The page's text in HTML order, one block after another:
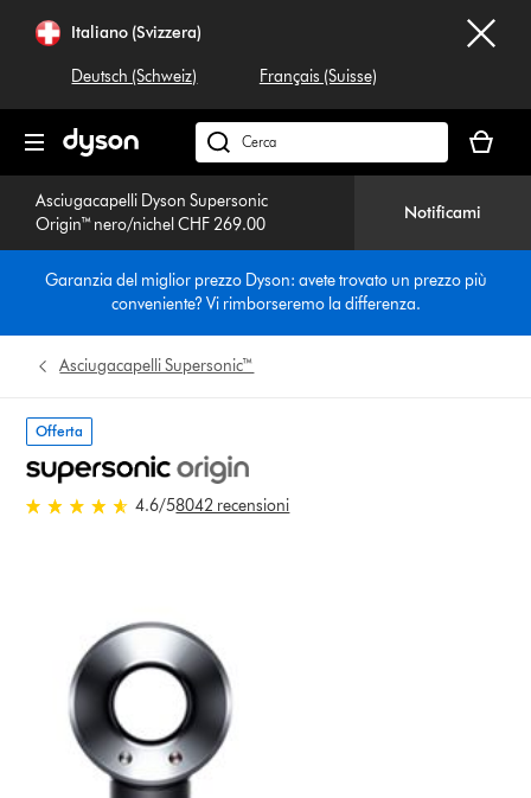
navigazioneItaliano (Svizzera)
Deutsch (Schweiz) Français (Suisse)
Cerca
su
dyson.ch
carrello
è
Asciugacapelli Dyson Supersonic
Origin™ nero/nichel CHF 269.00
Notificami
Garanzia del miglior prezzo Dyson: avete trovato un prezzo più
conveniente? Vi rimborseremo la differenza.
Asciugacapelli Supersonic™
Offerta
4.6 stars out of 5 from 8042
recensioni
4.6/58042 recensioni